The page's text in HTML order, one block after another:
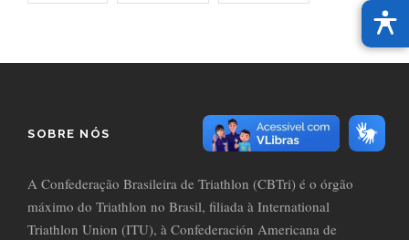
SOBRE NÓS
A Confederação Brasileira de Triathlon (CBTri) é o órgão
máximo do Triathlon no Brasil, filiada à International
Triathlon Union (ITU), à Confederación Americana de